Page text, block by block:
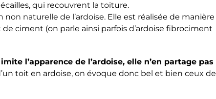
qui recouvrent la toiture.
naturelle de l’ardoise. Elle est réalisée de manière
ciment (on parle ainsi parfois d’ardoise fibrociment
l’apparence de l’ardoise, elle n’en partage pas
toit en ardoise, on évoque donc bel et bien ceux de